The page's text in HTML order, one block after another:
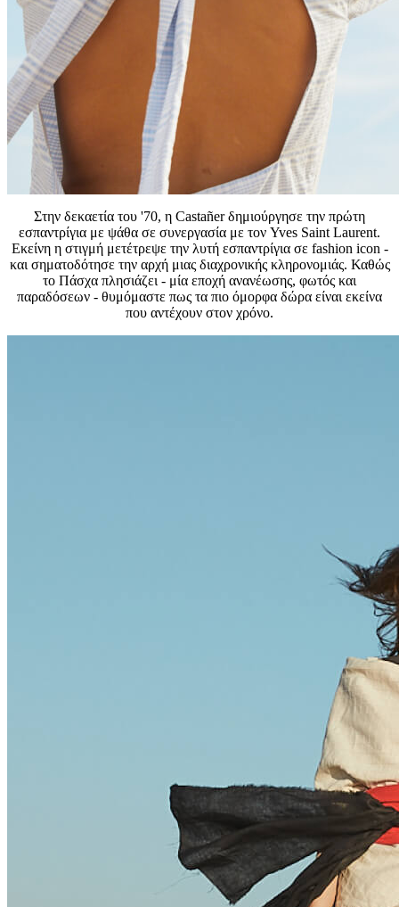
Στην δεκαετία του '70, η Castañer δημιούργησε την πρώτη
εσπαντρίγια με ψάθα σε συνεργασία με τον Yves Saint Laurent.
Εκείνη η στιγμή μετέτρεψε την λυτή εσπαντρίγια σε fashion icon -
και σηματοδότησε την αρχή μιας διαχρονικής κληρονομιάς. Καθώς
το Πάσχα πλησιάζει - μία εποχή ανανέωσης, φωτός και
παραδόσεων - θυμόμαστε πως τα πιο όμορφα δώρα είναι εκείνα
που αντέχουν στον χρόνο.